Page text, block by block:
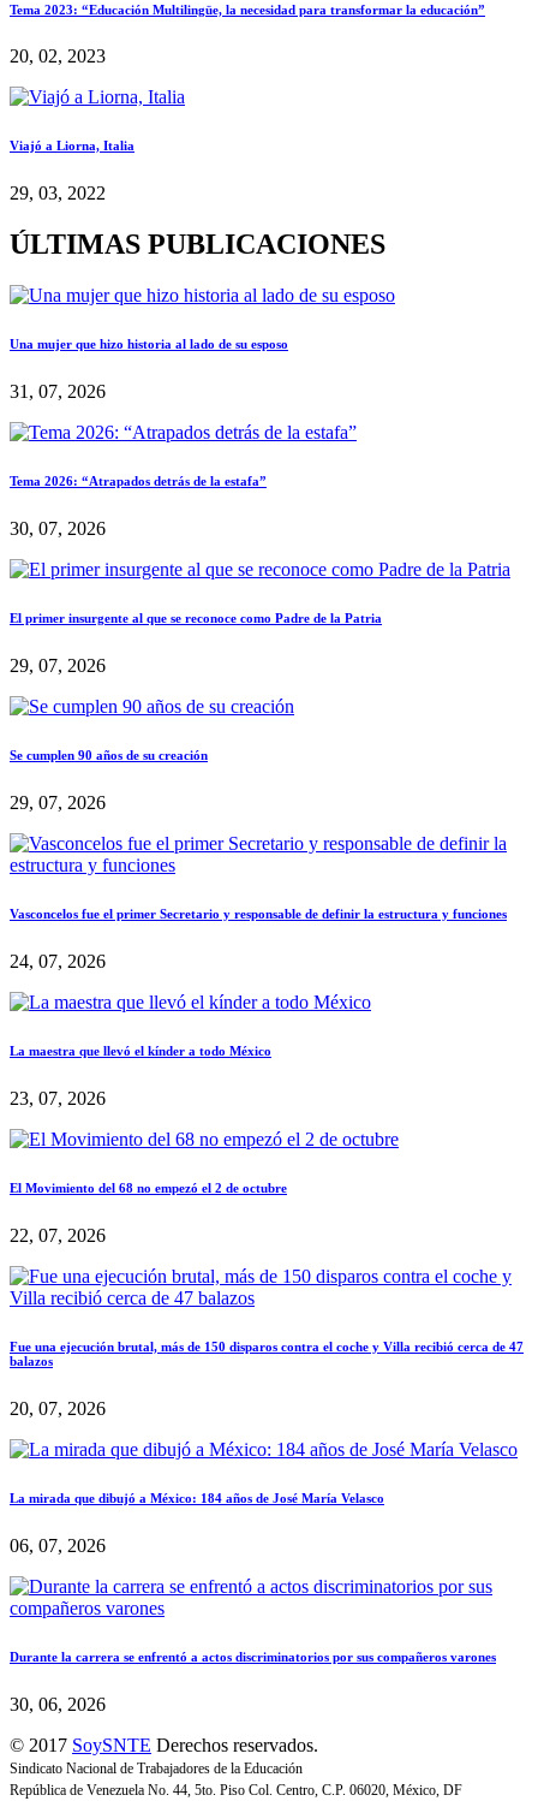
Tema 2023: “Educación Multilingüe, la necesidad para transformar la educación”
20, 02, 2023
Viajó a Liorna, Italia
29, 03, 2022
ÚLTIMAS PUBLICACIONES
Una mujer que hizo historia al lado de su esposo
31, 07, 2026
Tema 2026: “Atrapados detrás de la estafa”
30, 07, 2026
El primer insurgente al que se reconoce como Padre de la Patria
29, 07, 2026
Se cumplen 90 años de su creación
29, 07, 2026
Vasconcelos fue el primer Secretario y responsable de definir la estructura y funciones
24, 07, 2026
La maestra que llevó el kínder a todo México
23, 07, 2026
El Movimiento del 68 no empezó el 2 de octubre
22, 07, 2026
Fue una ejecución brutal, más de 150 disparos contra el coche y Villa recibió cerca de 47
balazos
20, 07, 2026
La mirada que dibujó a México: 184 años de José María Velasco
06, 07, 2026
Durante la carrera se enfrentó a actos discriminatorios por sus compañeros varones
30, 06, 2026
© 2017 SoySNTE Derechos reservados.
Sindicato Nacional de Trabajadores de la Educación
República de Venezuela No. 44, 5to. Piso Col. Centro, C.P. 06020, México, DF